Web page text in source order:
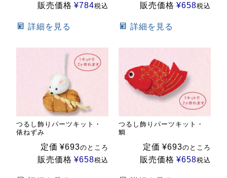
販売価格 ¥784税込
詳細を見る
販売価格 ¥658税込
詳細を見る
つるし飾りパーツキット・
俵ねずみ
定価 ¥693のところ
販売価格 ¥658税込
つるし飾りパーツキット・
鯛
定価 ¥693のところ
販売価格 ¥658税込